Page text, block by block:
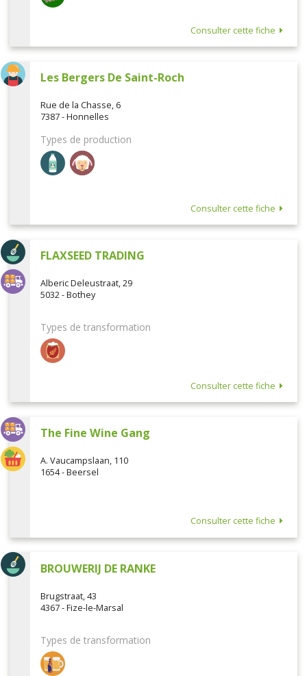
Consulter cette fiche
Les Bergers De Saint-Roch
Rue de la Chasse, 6
7387 - Honnelles
Types de production
Consulter cette fiche
FLAXSEED TRADING
Alberic Deleustraat, 29
5032 - Bothey
Types de transformation
Consulter cette fiche
The Fine Wine Gang
A. Vaucampslaan, 110
1654 - Beersel
Consulter cette fiche
BROUWERIJ DE RANKE
Brugstraat, 43
4367 - Fize-le-Marsal
Types de transformation